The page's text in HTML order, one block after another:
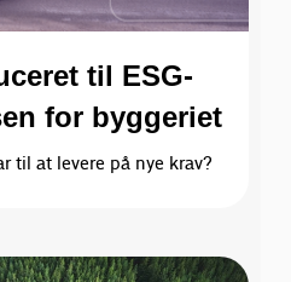
til ESG-
for byggeriet
til at levere på nye krav?